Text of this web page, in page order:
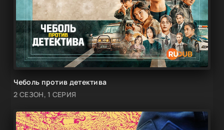
Чеболь против детектива
2 СЕЗОН, 1 СЕРИЯ